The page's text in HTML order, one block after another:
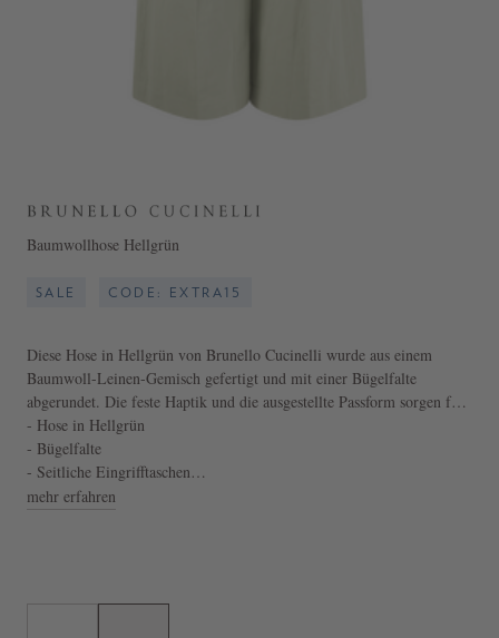
Baumwollhose Hellgrün
SALE CODE: EXTRA15
Diese Hose in Hellgrün von Brunello Cucinelli wurde aus einem
Baumwoll-Leinen-Gemisch gefertigt und mit einer Bügelfalte
abgerundet. Die feste Haptik und die ausgestellte Passform sorgen für
einen optimalen Tragekomfort. Die seitlichen Eingrifftaschen runden
das sportliche Design mit einer eleganten Note ab.
- Hose in Hellgrün
- Bügelfalte
- Seitliche Eingrifftaschen
- Gürtelschlaufe
mehr erfahren